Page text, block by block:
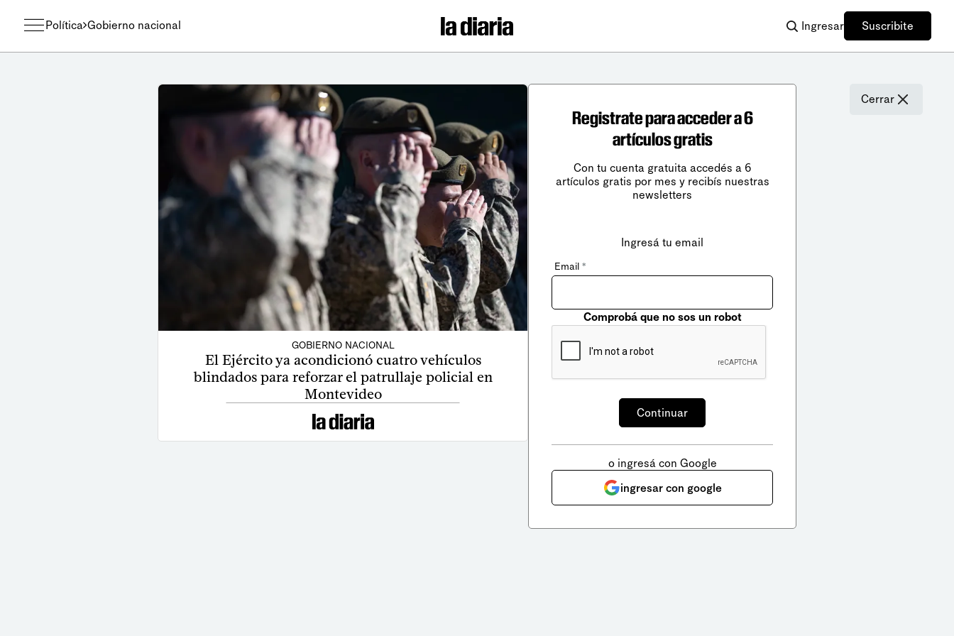
Política Gobierno nacional Ingresar Suscribite
GOBIERNO NACIONAL
El Ejército ya acondicionó cuatro vehículos
blindados para reforzar el patrullaje policial en
Montevideo
Cerrar
Registrate para acceder a 6
artículos gratis
Con tu cuenta gratuita accedés a 6
artículos gratis por mes y recibís nuestras
newsletters
Ingresá tu email
Email *
Comprobá que no sos un robot
o ingresá con Google
ingresar con google